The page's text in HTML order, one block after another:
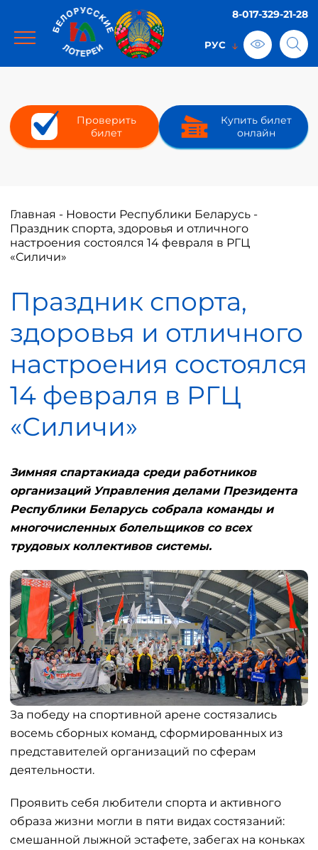
8-017-329-21-28
Проверить
билет
Купить билет
онлайн
Главная - Новости Республики Беларусь -
Праздник спорта, здоровья и отличного
настроения состоялся 14 февраля в РГЦ
«Силичи»
Праздник спорта,
здоровья и отличного
настроения состоялся
14 февраля в РГЦ
«Силичи»
Зимняя спартакиада среди работников
организаций Управления делами Президента
Республики Беларусь собрала команды и
многочисленных болельщиков со всех
трудовых коллективов системы.
За победу на спортивной арене состязались
восемь сборных команд, сформированных из
представителей организаций по сферам
деятельности.
Проявить себя любители спорта и активного
образа жизни могли в пяти видах состязаний:
смешанной лыжной эстафете, забегах на коньках